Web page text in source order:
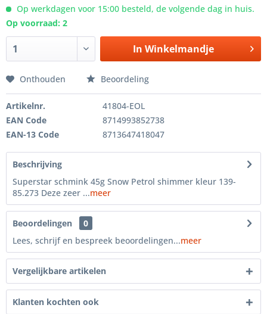
Op werkdagen voor 15:00 besteld, de volgende dag in huis.
Op voorraad: 2
In Winkelmandje
Onthouden Beoordeling
Artikelnr.
41804-EOL
EAN Code
8714993852738
EAN-13 Code
8713647418047
Beschrijving
Superstar schmink 45g Snow Petrol shimmer kleur 139-
85.273 Deze zeer ...meer
Beoordelingen
0
Lees, schrijf en bespreek beoordelingen...meer
Vergelijkbare artikelen
Klanten kochten ook